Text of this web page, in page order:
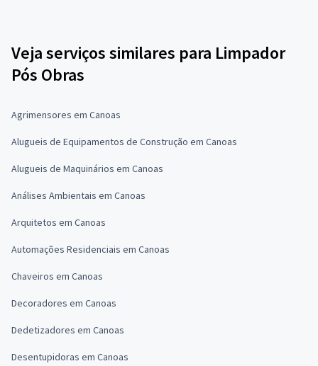
Veja serviços similares para Limpador
Pós Obras
Agrimensores em Canoas
Alugueis de Equipamentos de Construção em Canoas
Alugueis de Maquinários em Canoas
Análises Ambientais em Canoas
Arquitetos em Canoas
Automações Residenciais em Canoas
Chaveiros em Canoas
Decoradores em Canoas
Dedetizadores em Canoas
Desentupidoras em Canoas